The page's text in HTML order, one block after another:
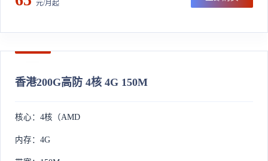
元/月起
香港200G高防 4核 4G 150M
核心：4核（AMD
内存：4G